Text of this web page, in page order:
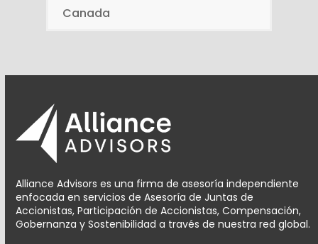
Canada
Alliance Advisors es una firma de asesoría independiente
enfocada en servicios de Asesoría de Juntas de
Accionistas, Participación de Accionistas, Compensación,
Gobernanza y Sostenibilidad a través de nuestra red global.